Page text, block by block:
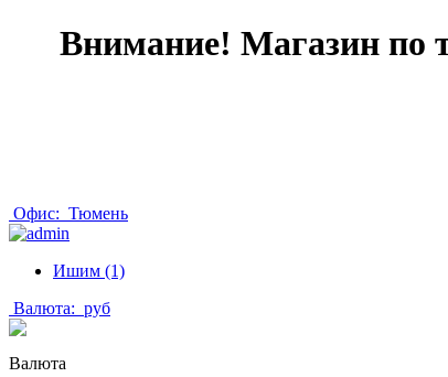
Внимание! Магазин по
Офис: Тюмень
Ишим (1)
Валюта: руб
Валюта